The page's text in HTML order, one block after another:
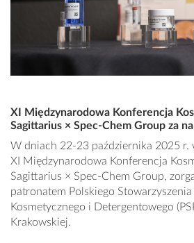
XI Międzynarodowa Konferencja
Sagittarius × Spec-Chem Group za
W dniach 22-23 października 2025 r.
XI Międzynarodowa Konferencja
Sagittarius × Spec-Chem Group,
patronatem Polskiego Stowarzyszenia
Kosmetycznego i Detergentowego
Krakowskiej.